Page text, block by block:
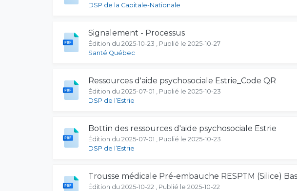
DSP de la Capitale-Nationale
Signalement - Processus
Édition du 2025-10-23 , Publié le 2025-10-27
Santé Québec
Ressources d'aide psychosociale Estrie_Code QR
Édition du 2025-07-01 , Publié le 2025-10-23
DSP de l’Estrie
Bottin des ressources d'aide psychosociale Estrie
Édition du 2025-07-01 , Publié le 2025-10-23
DSP de l’Estrie
Trousse médicale Pré-embauche RESPTM (Silice)
Édition du 2025-10-22 , Publié le 2025-10-22